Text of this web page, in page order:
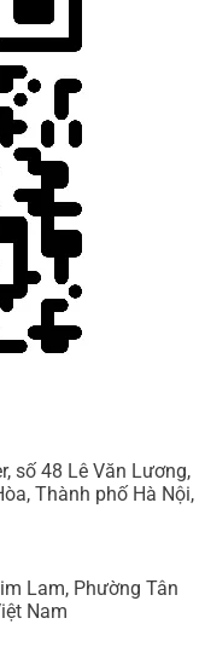
số 48 Lê Văn Lương,
Thành phố Hà Nội,
Lam, Phường Tân
Nam